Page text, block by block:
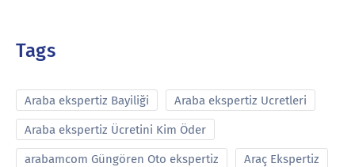
Tags
Araba ekspertiz Bayiliği Araba ekspertiz Ucretleri
Araba ekspertiz Ücretini Kim Öder
arabamcom Güngören Oto ekspertiz Araç Ekspertiz